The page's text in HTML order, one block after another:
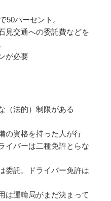
50パーセント。
見交通への委託費などを
が必要
（法的）制限がある
の資格を持った人が行
イバーは二種免許とらな
委託。ドライバー免許は
は運輸局がまだ決まって